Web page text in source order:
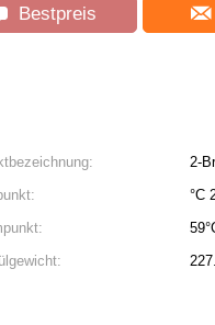
Bestpreis
2-
°C